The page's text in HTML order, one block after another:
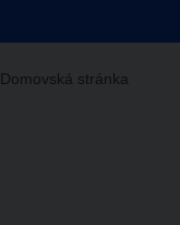
Domovská stránka